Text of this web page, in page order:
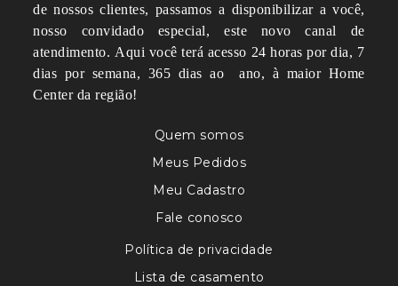
de nossos clientes, passamos a disponibilizar a você,
nosso convidado especial, este novo canal de
atendimento. Aqui você terá acesso 24 horas por dia, 7
dias por semana, 365 dias ao ano, à maior Home
Center da região!
Quem somos
Meus Pedidos
Meu Cadastro
Fale conosco
Política de privacidade
Lista de casamento